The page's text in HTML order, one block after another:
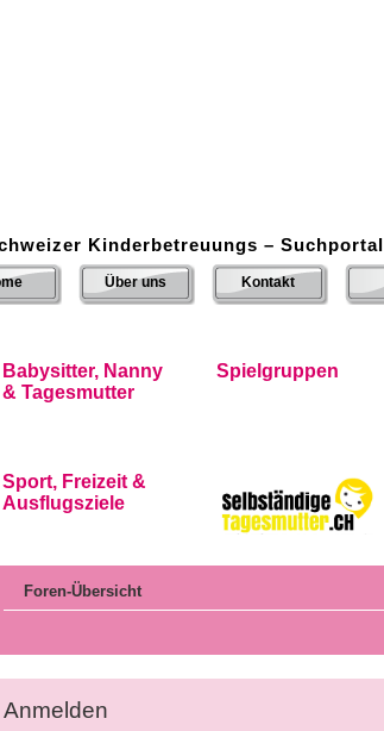
Kinderbetreuungs – Suchportal
Über uns Kontakt
Babysitter, Nanny
& Tagesmutter
Spielgruppen
Sport, Freizeit &
Ausflugsziele
Foren-Übersicht
Anmelden